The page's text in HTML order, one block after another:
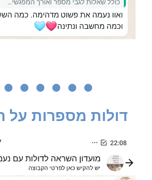
דולות מספרות על